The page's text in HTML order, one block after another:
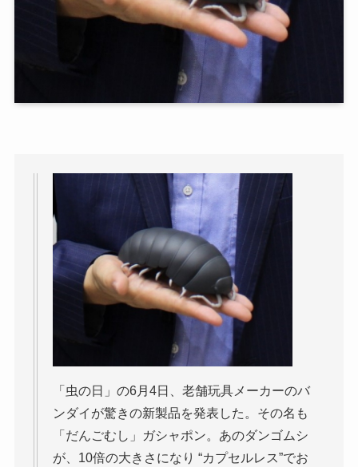
「虫の日」の6月4日、老舗玩具メーカーのバ
ンダイが驚きの新製品を発表した。その名も
「だんごむし」ガシャポン。あのダンゴムシ
が、10倍の大きさになり “カプセルレス”でお